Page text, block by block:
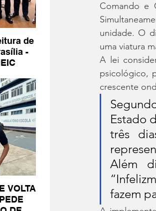
de
-
VOLTA
Comando e
unidade. O
uma viatura
A lei
psicológico,
crescente
Estado
três
Além
fazem